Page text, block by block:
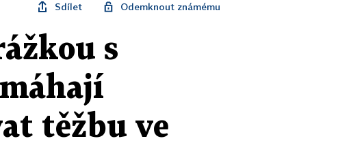
Sdílet Odemknout známému
s
těžbu ve